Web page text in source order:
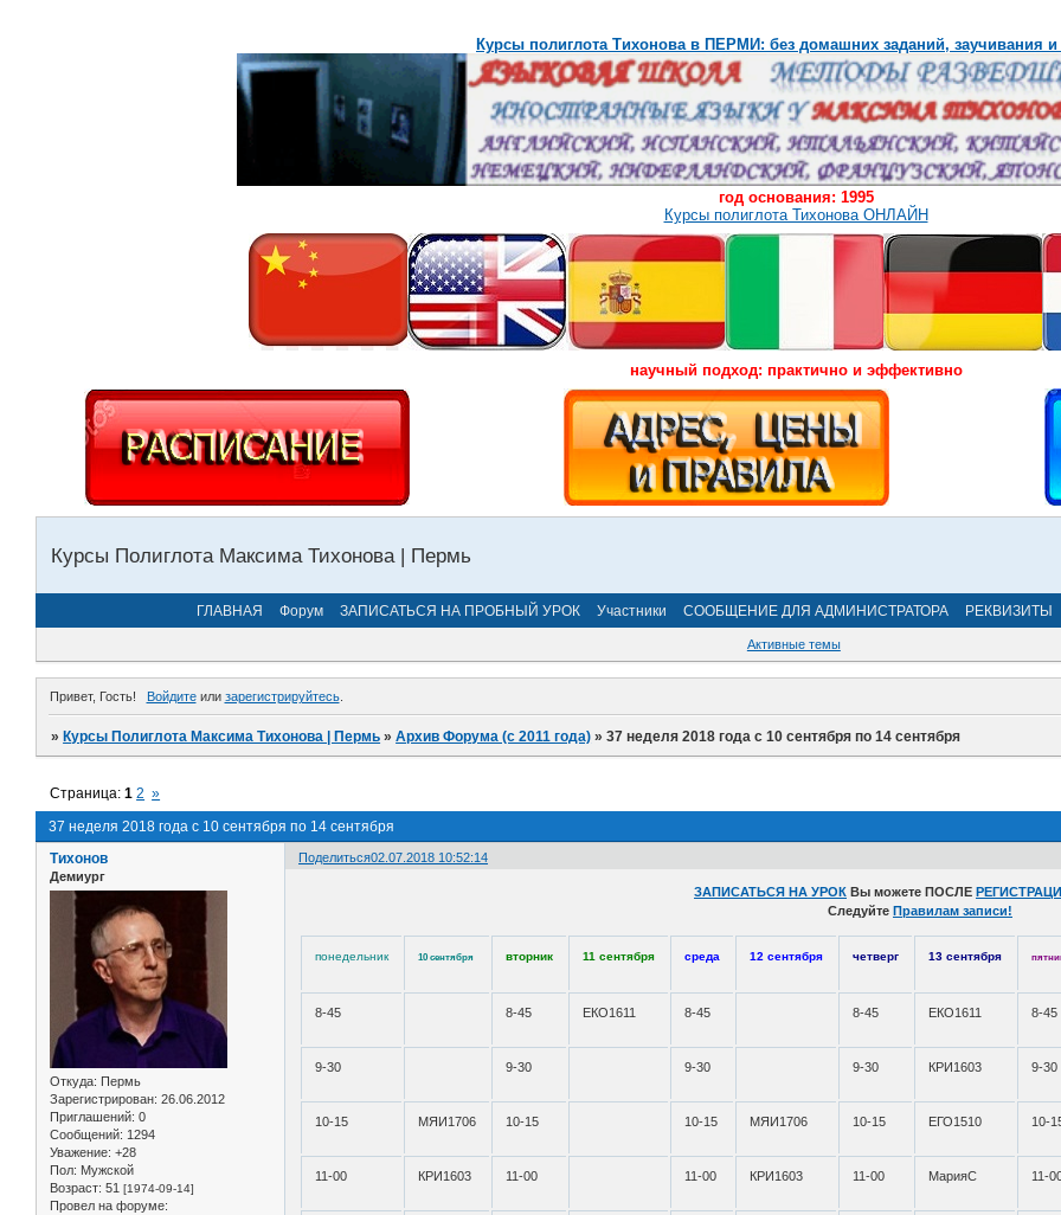
Курсы полиглота Тихонова в ПЕРМИ: без домашних заданий, заучивания и
год основания: 1995
Курсы полиглота Тихонова ОНЛАЙН
научный подход: практично и эффективно
Курсы Полиглота Максима Тихонова | Пермь
ГЛАВНАЯ Форум ЗАПИСАТЬСЯ НА ПРОБНЫЙ УРОК Участники СООБЩЕНИЕ ДЛЯ АДМИНИСТРАТОРА РЕКВИЗИТЫ
Активные темы
Привет, Гость! Войдитеили зарегистрируйтесь.
»Курсы Полиглота Максима Тихонова | Пермь »Архив Форума (с 2011 года) »37 неделя 2018 года с 10 сентября по 14 сентября
37 неделя 2018 года с 10 сентября по 14 сентября
Страница:1 2 »
Поделиться02.07.2018 10:52:14
Тихонов
Демиург
Откуда: Пермь
Зарегистрирован: 26.06.2012
Приглашений: 0
Сообщений: 1294
Уважение: +28
Пол: Мужской
Возраст: 51 [1974-09-14]
Провел на форуме:
ЗАПИСАТЬСЯ НА УРОК Вы можете ПОСЛЕ
Следуйте Правилам записи!
понедельник 10 сентября вторник 11 сентября среда 12 сентября четверг 13 сентября
8-45 8-45 ЕКО1611 8-45 8-45 ЕКО1611 8-45
9-30 9-30 9-30 9-30 КРИ1603 9-30
10-15 МЯИ1706 10-15 10-15 МЯИ1706 10-15 ЕГО1510 10-
11-00 КРИ1603 11-00 11-00 КРИ1603 11-00 МарияС 11-